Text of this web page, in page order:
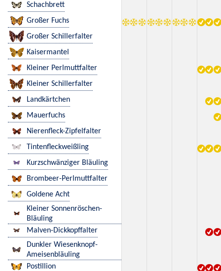
Schachbrett
Großer Fuchs
Großer Schillerfalter
Kaisermantel
Kleiner Perlmuttfalter
Kleiner Schillerfalter
Landkärtchen
Mauerfuchs
Nierenfleck-Zipfelfalter
Tintenfleckweißling
Kurzschwänziger Bläuling
Brombeer-Perlmuttfalter
Goldene Acht
Kleiner Sonnenröschen-
Bläuling
Malven-Dickkopffalter
Dunkler Wiesenknopf-
Ameisenbläuling
Postillion